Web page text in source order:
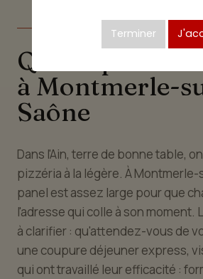
Quelle pizzeria
à Montmerle-
Saône
Dans l'Ain, terre de bonne table,
pizzéria à la légère. À
panel est assez large pour que
l'adresse qui colle à son moment.
à clarifier : qu'attendez-vous de
une coupure déjeuner express,
qui ont travaillé leur efficacité :
Terminer